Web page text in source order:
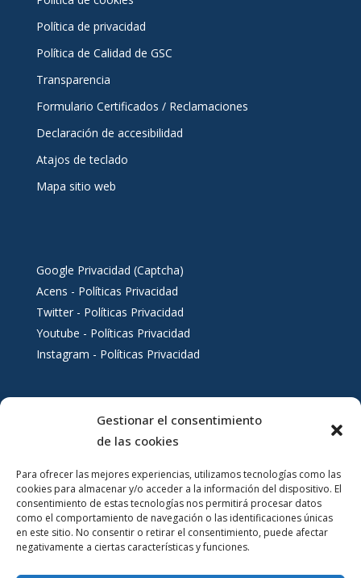
Gestionar el consentimiento
de las cookies
Para ofrecer las mejores experiencias, utilizamos tecnologías como las
cookies para almacenar y/o acceder a la información del dispositivo. El
consentimiento de estas tecnologías nos permitirá procesar datos
como el comportamiento de navegación o las identificaciones únicas
en este sitio. No consentir o retirar el consentimiento, puede afectar
negativamente a ciertas características y funciones.
Política de privacidad
Política de Calidad de GSC
Transparencia
Formulario Certificados / Reclamaciones
Declaración de accesibilidad
Atajos de teclado
Mapa sitio web
Google Privacidad (Captcha)
Acens - Políticas Privacidad
Twitter - Políticas Privacidad
Youtube - Políticas Privacidad
Instagram - Políticas Privacidad
Servicios al ciudadano